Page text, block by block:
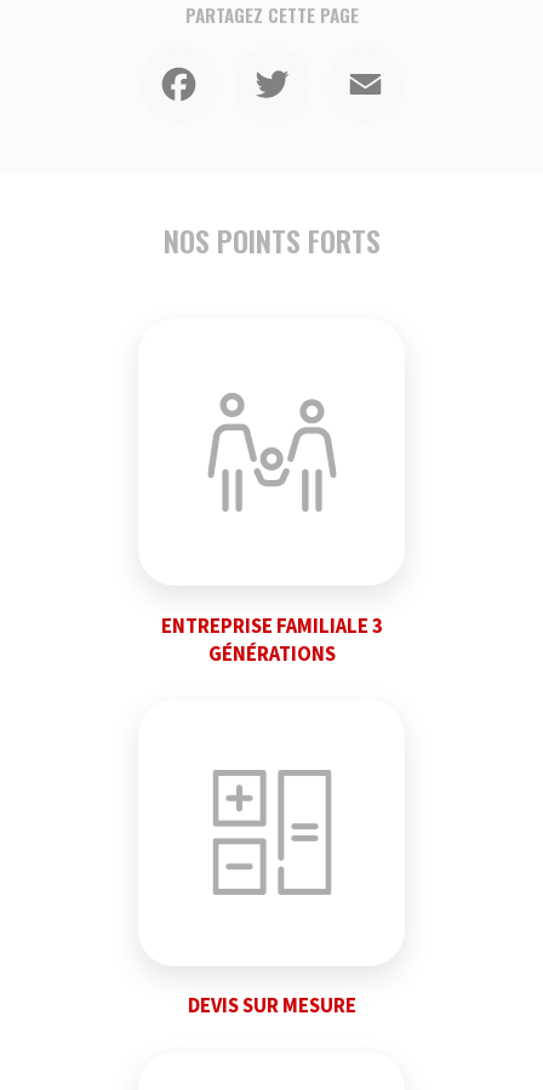
PARTAGEZ CETTE PAGE
NOS POINTS FORTS
ENTREPRISE FAMILIALE 3
GÉNÉRATIONS
DEVIS SUR MESURE